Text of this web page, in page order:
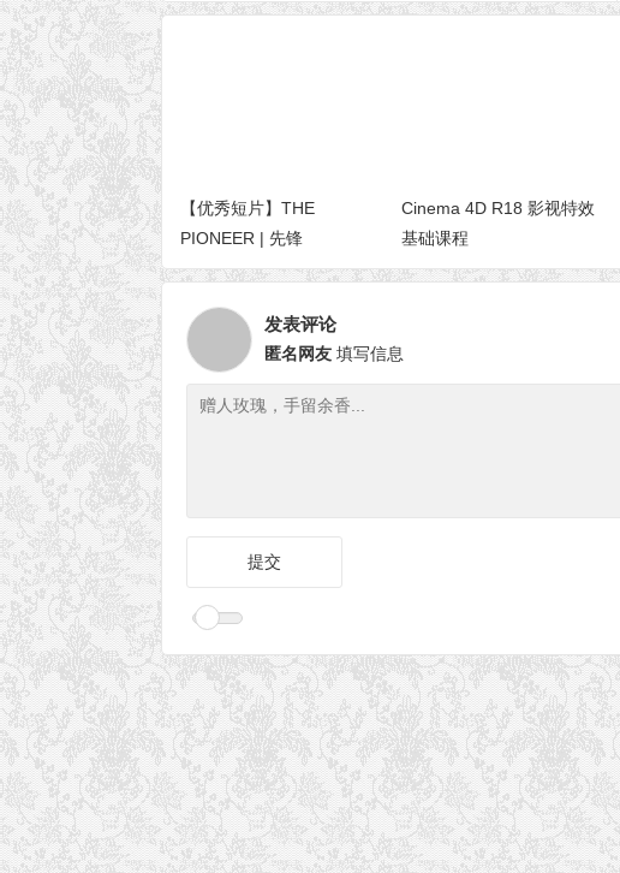
【优秀短片】THE
PIONEER | 先锋
Cinema 4D R18 影视特效
基础课程
发表评论
匿名网友 填写信息